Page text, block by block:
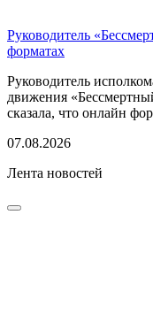
Руководитель
форматах
Руководитель
движения
сказала, что онлайн
07.08.2026
Лента новостей